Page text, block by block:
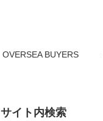
OVERSEA BUYERS
サイト内検索